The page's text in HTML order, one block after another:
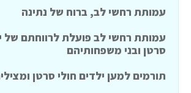
עמותת רחשי לב, ברוח של נתינה
עמותת רחשי לב פועלת לרווחתם של
סרטן ובני משפחותיהם
תורמים למען ילדים חולי סרטן